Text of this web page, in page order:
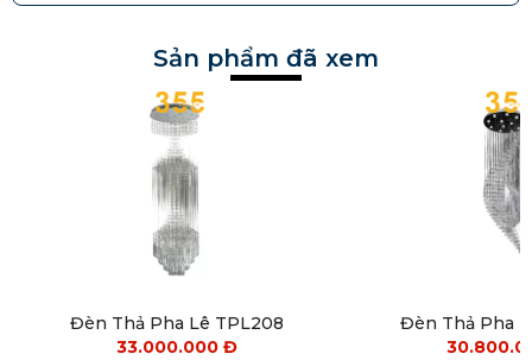
Sản phẩm đã xem
Đèn Thả Pha Lê TPL208
33.000.000Đ
Đèn Thả Pha